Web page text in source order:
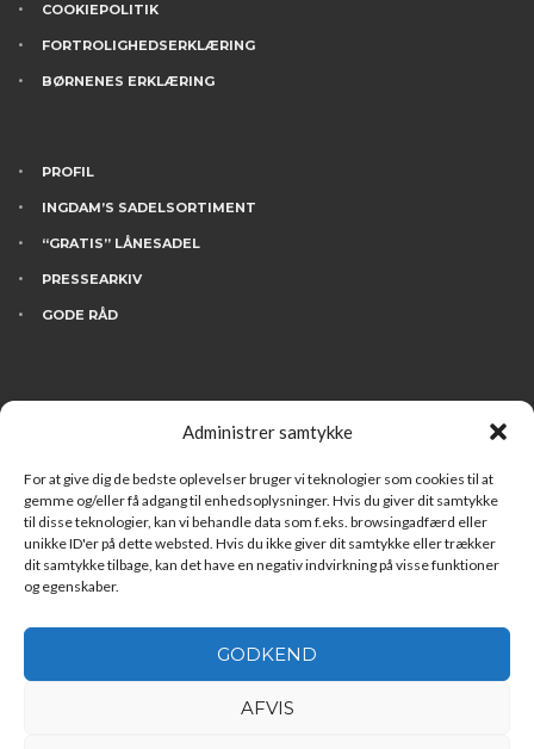
Administrer samtykke
For at give dig de bedste oplevelser bruger vi teknologier som cookies til at
gemme og/eller få adgang til enhedsoplysninger. Hvis du giver dit samtykke
til disse teknologier, kan vi behandle data som f.eks. browsingadfærd eller
unikke ID'er på dette websted. Hvis du ikke giver dit samtykke eller trækker
dit samtykke tilbage, kan det have en negativ indvirkning på visse funktioner
og egenskaber.
GODKEND
AFVIS
COOKIEPOLITIK
FORTROLIGHEDSERKLÆRING
BØRNENES ERKLÆRING
PROFIL
INGDAM’S SADELSORTIMENT
“GRATIS” LÅNESADEL
PRESSEARKIV
GODE RÅD
KONTAKT
HVEM ER VI
FINANSIERING
LEDIGE STILLINGER